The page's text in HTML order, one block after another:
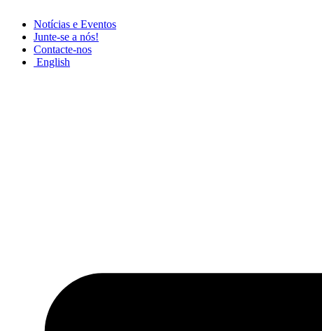
Notícias e Eventos
Junte-se a nós!
Contacte-nos
English